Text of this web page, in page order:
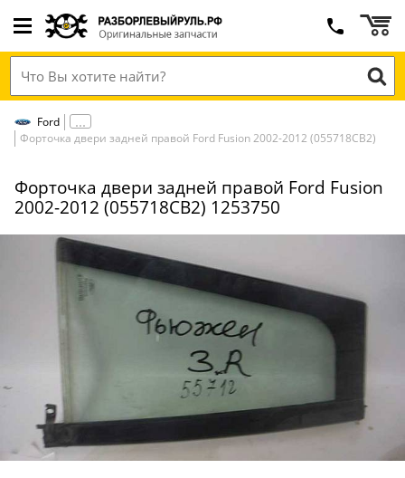
Ford
Форточка двери задней правой Ford Fusion 2002-2012 (055718СВ2)
Форточка двери задней правой Ford Fusion
2002-2012 (055718СВ2) 1253750